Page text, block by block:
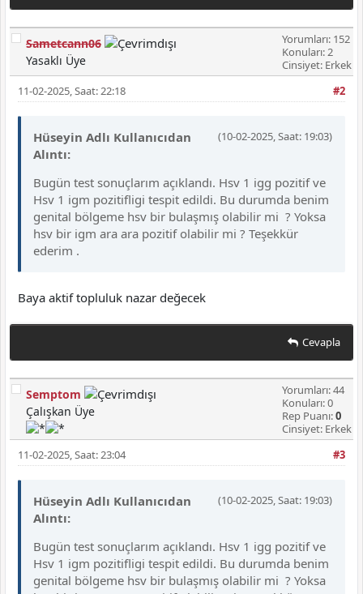
Sametcann06
Yasaklı Üye
Yorumları: 152
Konuları: 2
Cinsiyet: Erkek
#2
11-02-2025, Saat: 22:18
(10-02-2025, Saat: 19:03)
Hüseyin Adlı Kullanıcıdan
Alıntı:
Bugün test sonuçlarım açıklandı. Hsv 1 igg pozitif ve
Hsv 1 igm pozitifligi tespit edildi. Bu durumda benim
genital bölgeme hsv bir bulaşmış olabilir mi ? Yoksa
hsv bir igm ara ara pozitif olabilir mi ? Teşekkür
ederim .
Baya aktif topluluk nazar değecek
Cevapla
Semptom
Çalışkan Üye
Yorumları: 44
Konuları: 0
Rep Puanı:0
Cinsiyet: Erkek
#3
11-02-2025, Saat: 23:04
(10-02-2025, Saat: 19:03)
Hüseyin Adlı Kullanıcıdan
Alıntı:
Bugün test sonuçlarım açıklandı. Hsv 1 igg pozitif ve
Hsv 1 igm pozitifligi tespit edildi. Bu durumda benim
genital bölgeme hsv bir bulaşmış olabilir mi ? Yoksa